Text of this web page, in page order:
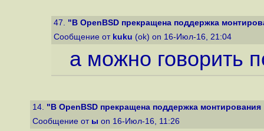
47. "В OpenBSD прекращена поддержка
Сообщение от kuku (ok) on 16-Июл-16, 21:04
а можно говорить
14. "В OpenBSD прекращена поддержка
Сообщение от ы on 16-Июл-16, 11:26